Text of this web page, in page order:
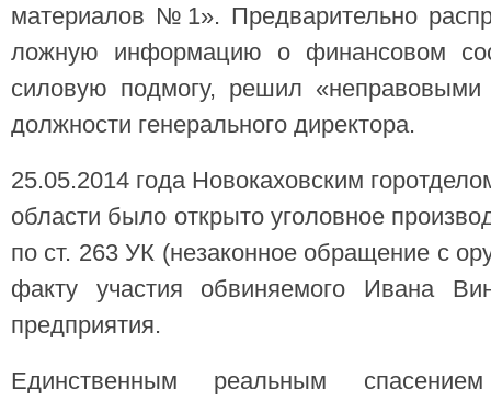
материалов №1». Предварительно
ложную информацию о финансовом
силовую подмогу, решил «неправовыми
должности генерального директора.
25.05.2014 года Новокаховским
области было открыто уголовное
по ст. 263 УК (незаконное обращение с
факту участия обвиняемого Ивана
предприятия.
Единственным реальным